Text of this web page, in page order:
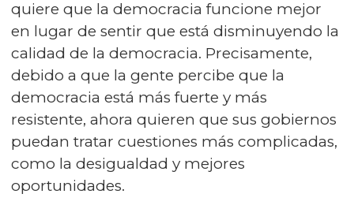
quiere que la democracia funcione mejor
en lugar de sentir que está disminuyendo la
calidad de la democracia. Precisamente,
debido a que la gente percibe que la
democracia está más fuerte y más
resistente, ahora quieren que sus gobiernos
puedan tratar cuestiones más complicadas,
como la desigualdad y mejores
oportunidades.